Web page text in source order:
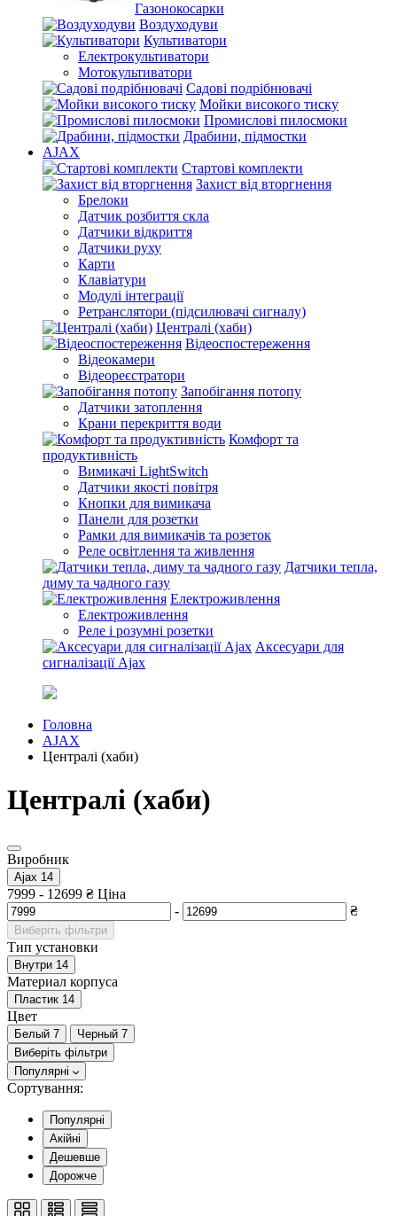
Газонокосарки
Воздуходуви
Культиватори
Електрокультиватори
Мотокультиватори
Садові подрібнювачі
Мойки високого тиску
Промислові пилосмоки
Драбини, підмостки
AJAX
Стартові комплекти
Захист від вторгнення
Брелоки
Датчик розбиття скла
Датчики відкриття
Датчики руху
Карти
Клавіатури
Модулі інтеграції
Ретранслятори (підсилювачі сигналу)
Централі (хаби)
Відеоспостереження
Відеокамери
Відеореєстратори
Запобігання потопу
Датчики затоплення
Крани перекриття води
Комфорт та
продуктивність
Вимикачі LightSwitch
Датчики якості повітря
Кнопки для вимикача
Панели для розетки
Рамки для вимикачів та розеток
Реле освітлення та живлення
Датчики тепла,
диму та чадного газу
Електроживлення
Електроживлення
Реле і розумні розетки
Аксесуари для
сигналізації Ajax
Головна
AJAX
Централі (хаби)
Централі (хаби)
Виробник
Ajax 14
7999 - 12699 ₴ Ціна
-
₴
Виберіть фільтри
Тип установки
Внутри 14
Материал корпуса
Пластик 14
Цвет
Белый 7 Черный 7
Виберіть фільтри
Популярні
Сортування:
Популярні
Акійні
Дешевше
Дорожче